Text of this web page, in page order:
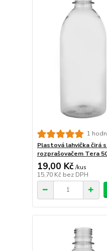
1
Plastová lahvička čirá
rozprašovačem Tera
19,00 Kč /kus
15,70 Kč bez DPH